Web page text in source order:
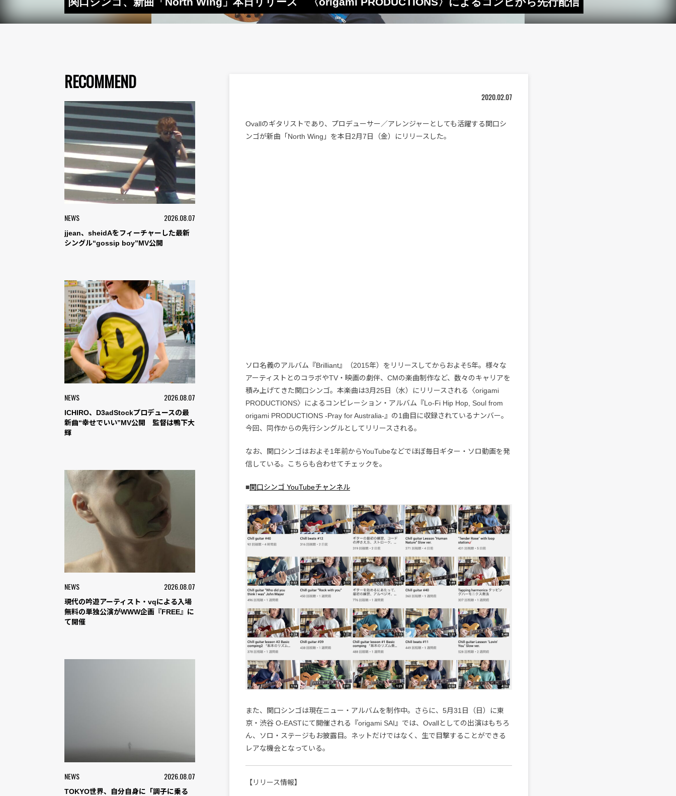
RECOMMEND
NEWS 2026.08.07
jjean、sheidAをフィーチャーした最新
シングル“gossip boy”MV公開
NEWS 2026.08.07
ICHIRO、D3adStockプロデュースの最
新曲“幸せでいい”MV公開 監督は鴨下大
輝
NEWS 2026.08.07
現代の吟遊アーティスト・vqによる入場
無料の単独公演がWWW企画『FREE』に
て開催
NEWS 2026.08.07
TOKYO世界、自分自身に「調子に乗る
2020.02.07
Ovallのギタリストであり、プロデューサー／アレンジャーとしても活躍する関口シ
ンゴが新曲「North Wing」を本日2月7日（金）にリリースした。
ソロ名義のアルバム『Brilliant』（2015年）をリリースしてからおよそ5年。様々な
アーティストとのコラボやTV・映画の劇伴、CMの楽曲制作など、数々のキャリアを
積み上げてきた関口シンゴ。本楽曲は3月25日（水）にリリースされる〈origami
PRODUCTIONS〉によるコンピレーション・アルバム『Lo-Fi Hip Hop, Soul from
origami PRODUCTIONS -Pray for Australia-』の1曲目に収録されているナンバー。
今回、同作からの先行シングルとしてリリースされる。
なお、関口シンゴはおよそ1年前からYouTubeなどでほぼ毎日ギター・ソロ動画を発
信している。こちらも合わせてチェックを。
■関口シンゴ YouTubeチャンネル
また、関口シンゴは現在ニュー・アルバムを制作中。さらに、5月31日（日）に東
京・渋谷 O-EASTにて開催される『origami SAI』では、Ovallとしての出演はもちろ
ん、ソロ・ステージもお披露目。ネットだけではなく、生で目撃することができる
レアな機会となっている。
【リリース情報】